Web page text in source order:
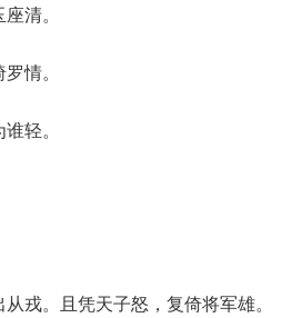
清。
情。
轻。
。且凭天子怒，复倚将军雄。